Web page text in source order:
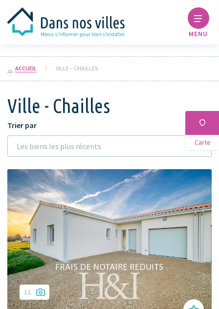
MENU
ACCUEIL VILLE – CHAILLES
Ville - Chailles
Carte
Trier par
Les biens les plus récents
12